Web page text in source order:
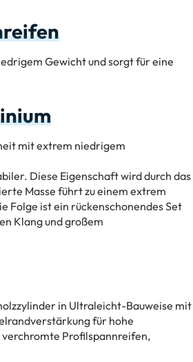
Gewicht und sorgt für eine
mit extrem niedrigem
Diese Eigenschaft wird durch das
Masse führt zu einem extrem
Folge ist ein rückenschonendes Set
Klang und großem
in Ultraleicht-Bauweise mit
für hohe
verchromte Profilspannreifen,